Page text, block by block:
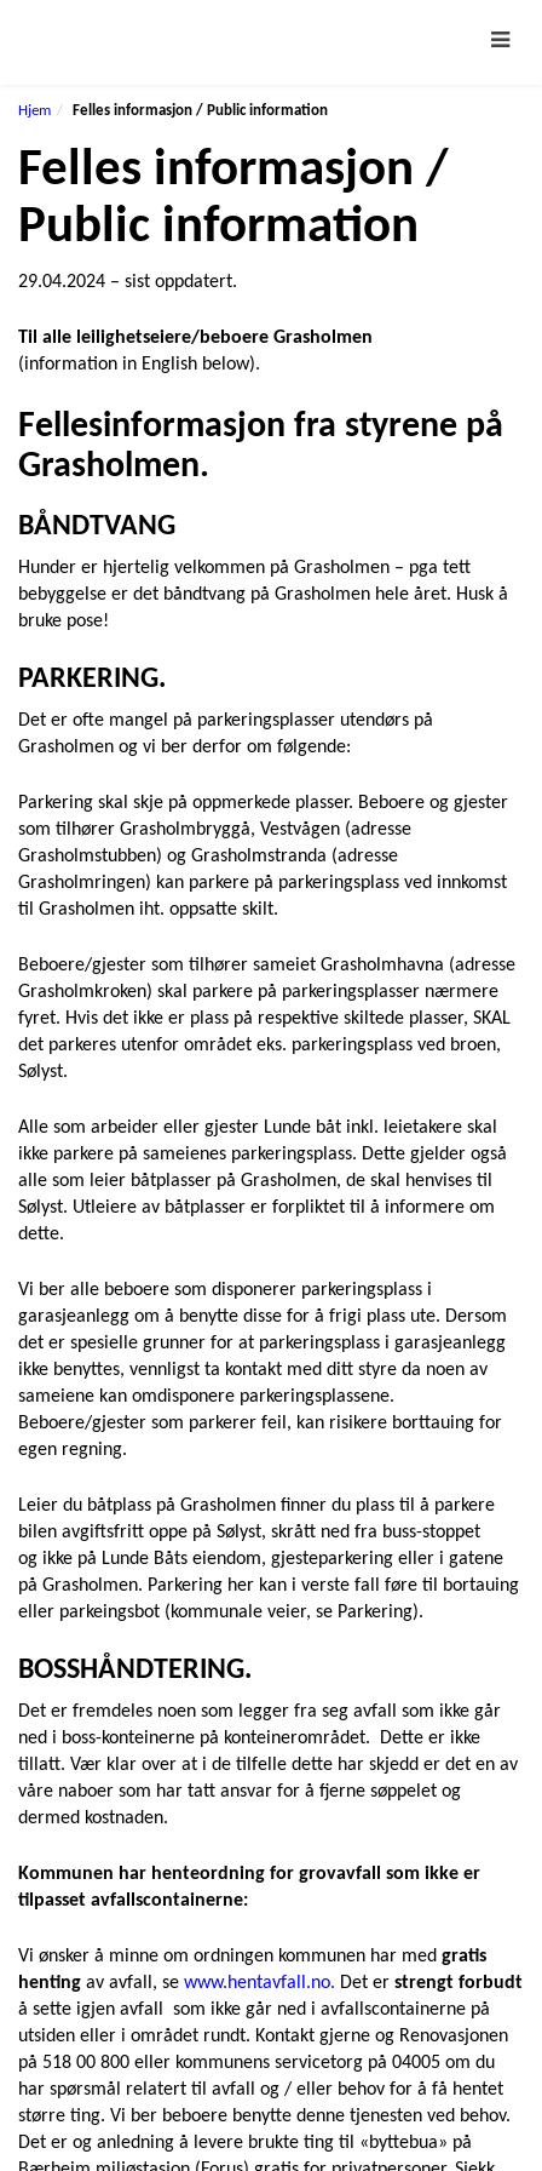
Hjem Felles informasjon / Public information
Felles informasjon /
Public information
29.04.2024 – sist oppdatert.
Til alle leilighetseiere/beboere Grasholmen
(information in English below).
Fellesinformasjon fra styrene på
Grasholmen.
BÅNDTVANG
Hunder er hjertelig velkommen på Grasholmen – pga tett
bebyggelse er det båndtvang på Grasholmen hele året. Husk å
bruke pose!
PARKERING.
Det er ofte mangel på parkeringsplasser utendørs på
Grasholmen og vi ber derfor om følgende:
Parkering skal skje på oppmerkede plasser. Beboere og gjester
som tilhører Grasholmbryggå, Vestvågen (adresse
Grasholmstubben) og Grasholmstranda (adresse
Grasholmringen) kan parkere på parkeringsplass ved innkomst
til Grasholmen iht. oppsatte skilt.
Beboere/gjester som tilhører sameiet Grasholmhavna (adresse
Grasholmkroken) skal parkere på parkeringsplasser nærmere
fyret. Hvis det ikke er plass på respektive skiltede plasser, SKAL
det parkeres utenfor området eks. parkeringsplass ved broen,
Sølyst.
Alle som arbeider eller gjester Lunde båt inkl. leietakere skal
ikke parkere på sameienes parkeringsplass. Dette gjelder også
alle som leier båtplasser på Grasholmen, de skal henvises til
Sølyst. Utleiere av båtplasser er forpliktet til å informere om
dette.
Vi ber alle beboere som disponerer parkeringsplass i
garasjeanlegg om å benytte disse for å frigi plass ute. Dersom
det er spesielle grunner for at parkeringsplass i garasjeanlegg
ikke benyttes, vennligst ta kontakt med ditt styre da noen av
sameiene kan omdisponere parkeringsplassene.
Beboere/gjester som parkerer feil, kan risikere borttauing for
egen regning.
Leier du båtplass på Grasholmen finner du plass til å parkere
bilen avgiftsfritt oppe på Sølyst, skrått ned fra buss-stoppet
og ikke på Lunde Båts eiendom, gjesteparkering eller i gatene
på Grasholmen. Parkering her kan i verste fall føre til bortauing
eller parkeingsbot (kommunale veier, se Parkering).
BOSSHÅNDTERING.
Det er fremdeles noen som legger fra seg avfall som ikke går
ned i boss-konteinerne på konteinerområdet. Dette er ikke
tillatt. Vær klar over at i de tilfelle dette har skjedd er det en av
våre naboer som har tatt ansvar for å fjerne søppelet og
dermed kostnaden.
Kommunen har henteordning for grovavfall som ikke er
tilpasset avfallscontainerne:
Vi ønsker å minne om ordningen kommunen har med gratis
henting av avfall, se www.hentavfall.no. Det er strengt forbudt
å sette igjen avfall som ikke går ned i avfallscontainerne på
utsiden eller i området rundt. Kontakt gjerne og Renovasjonen
på 518 00 800 eller kommunens servicetorg på 04005 om du
har spørsmål relatert til avfall og / eller behov for å få hentet
større ting. Vi ber beboere benytte denne tjenesten ved behov.
Det er og anledning å levere brukte ting til «byttebua» på